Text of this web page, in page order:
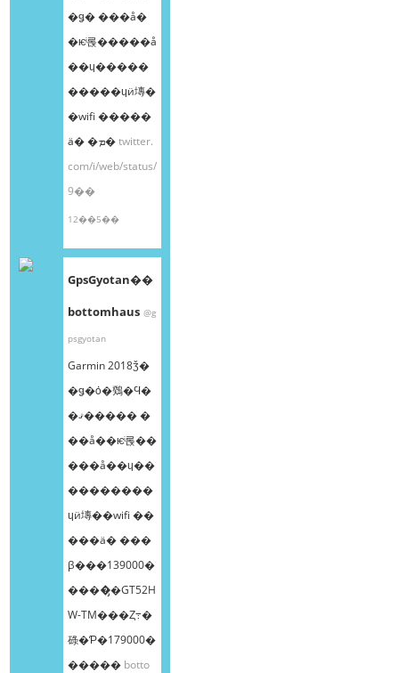
�ǥ� ���å�
�ѥͥ롡�����å
��ɥ�����
�����ɥӥ塼�
�wifi �����
ä� �ܡ�twitter.
com/i/web/status/
9��
12��5��
GpsGyotan��
bottomhaus @g
psgyotan
Garmin 2018ǯ�
�ǥ�ȯ�䳫�Ϥ�
�ޤ����� �
��å��ѥͥ롡��
���å��ɥ��
��������
ɥӥ塼��wifi ��
���ä� ���
β���139000�
����̡�GT52H
W-TM���Ȥ߹�
碌�Ƥ�179000�
����� botto